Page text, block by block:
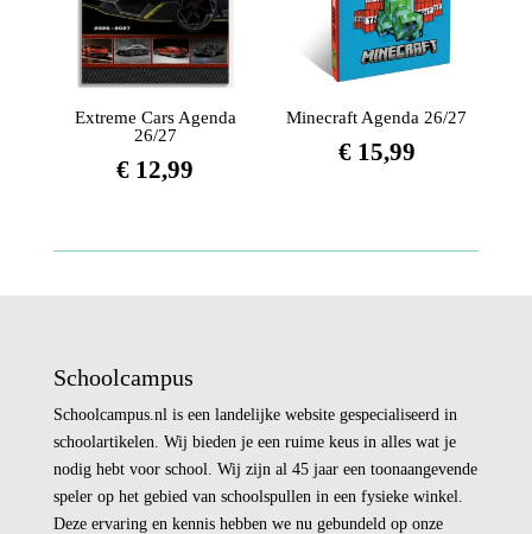
Extreme Cars Agenda
26/27
€ 12,99
Minecraft Agenda 26/27
€15,99
Schoolcampus
Schoolcampus.nl is een landelijke website gespecialiseerd in
schoolartikelen. Wij bieden je een ruime keus in alles wat je
nodig hebt voor school. Wij zijn al 45 jaar een toonaangevende
speler op het gebied van schoolspullen in een fysieke winkel.
Deze ervaring en kennis hebben we nu gebundeld op onze